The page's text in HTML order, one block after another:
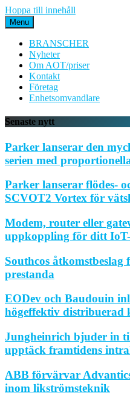
Hoppa till innehåll
Menu
BRANSCHER
Nyheter
Om AOT/priser
Kontakt
Företag
Enhetsomvandlare
Senaste nytt
Parker lanserar den
serien med
Parker lanserar flödes-
SCVOT2 Vortex för
Modem, router eller
uppkoppling för ditt
Southcos
prestanda
EODev och Baudouin
högeffektiv
Jungheinrich bjuder in
upptäck framtidens
ABB förvärvar
inom likströmsteknik